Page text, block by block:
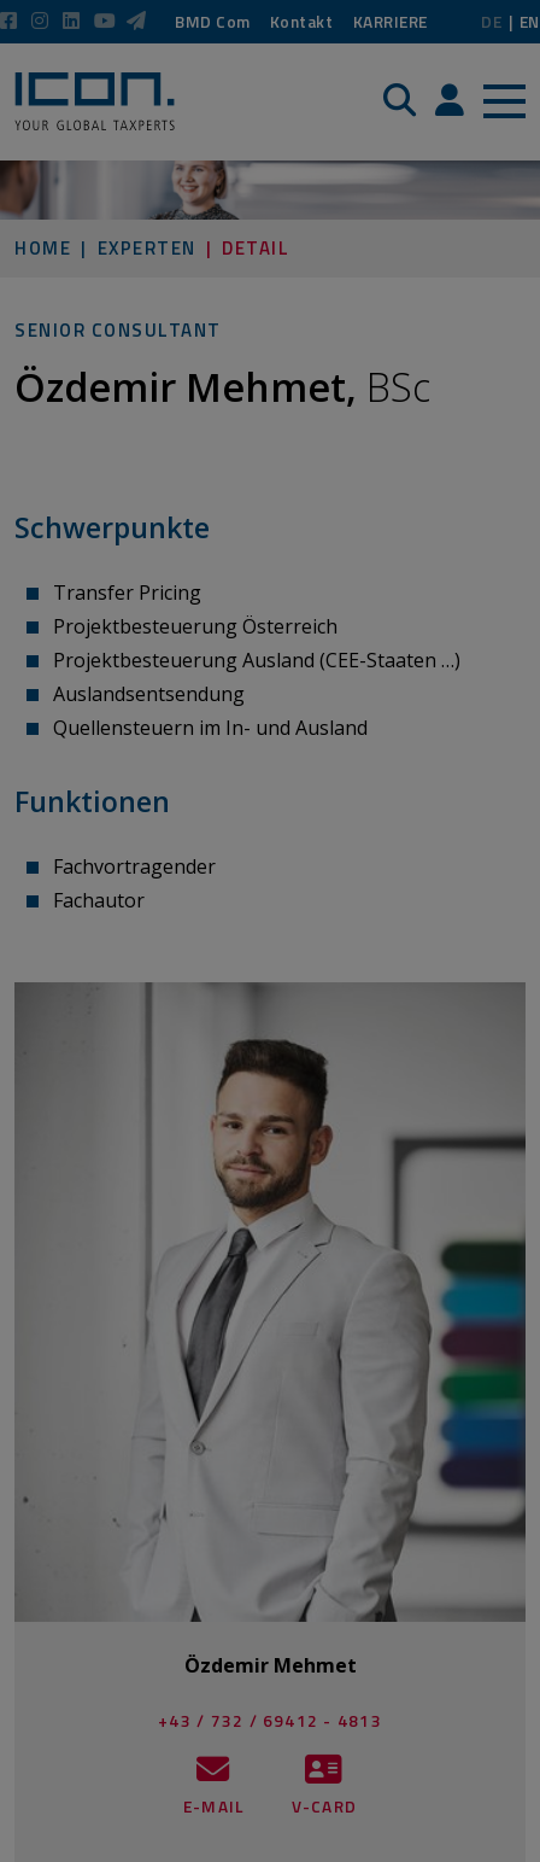
BMD Com Kontakt KARRIERE DE EN
Suche Login /
HOME EXPERTEN DETAIL
SENIOR CONSULTANT
Özdemir Mehmet, BSc
Schwerpunkte
Transfer Pricing
Projektbesteuerung Österreich
Projektbesteuerung Ausland (CEE-Staaten …)
Auslandsentsendung
Quellensteuern im In- und Ausland
Funktionen
Fachvortragender
Fachautor
Özdemir Mehmet
+43 / 732 / 69412 - 4813
E-MAIL V-CARD